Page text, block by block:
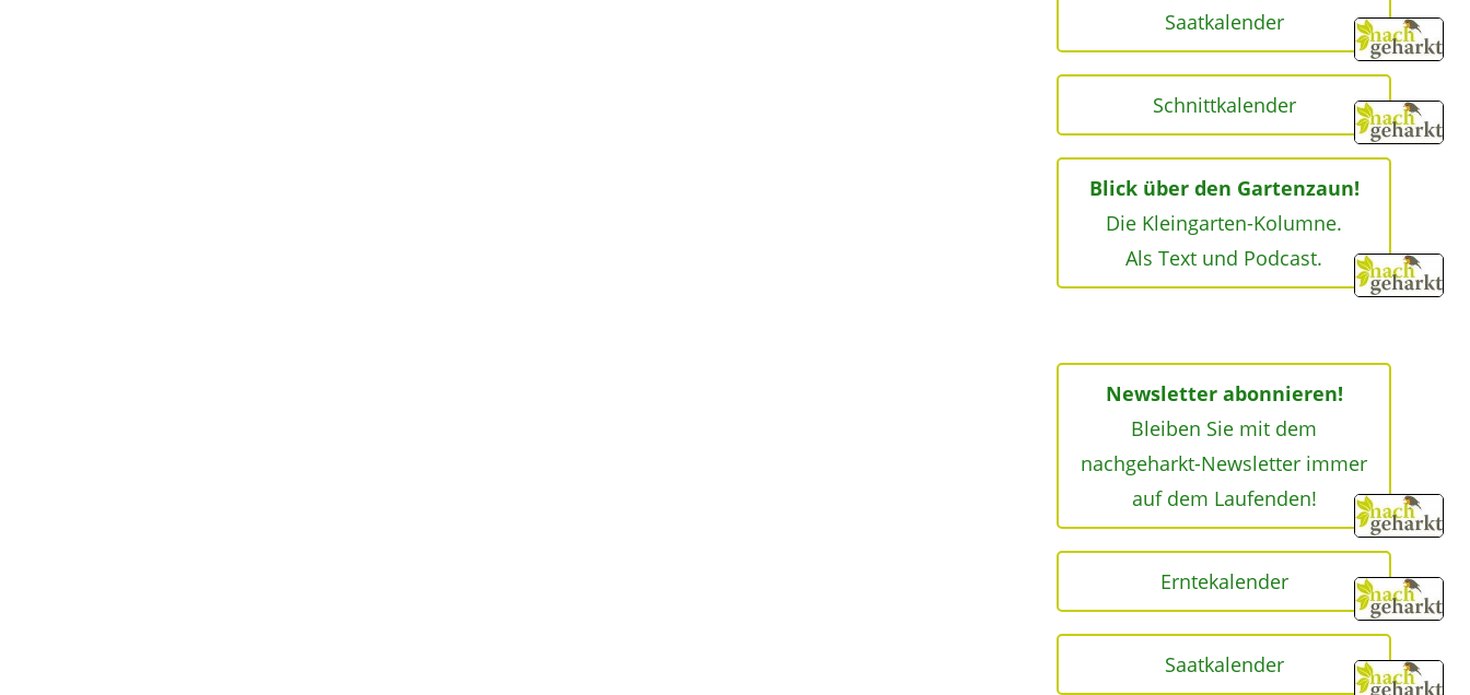
Saatkalender
Schnittkalender
Blick über den Gartenzaun!
Die Kleingarten-Kolumne.
Als Text und Podcast.
Newsletter abonnieren!
Bleiben Sie mit dem
nachgeharkt-Newsletter immer
auf dem Laufenden!
Erntekalender
Saatkalender